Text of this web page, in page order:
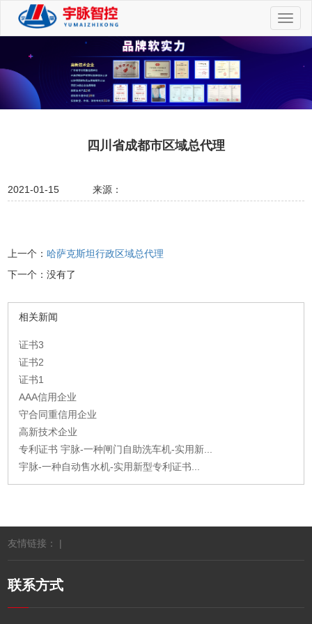
切
换
四川省成都市区域总代理
2021-01-15 来源：
上一个：哈萨克斯坦行政区域总代理
下一个：没有了
相关新闻
证书3
证书2
证书1
AAA信用企业
守合同重信用企业
高新技术企业
专利证书 宇脉-一种闸门自助洗车机-实用新...
宇脉-一种自动售水机-实用新型专利证书...
友情链接： |
联系方式